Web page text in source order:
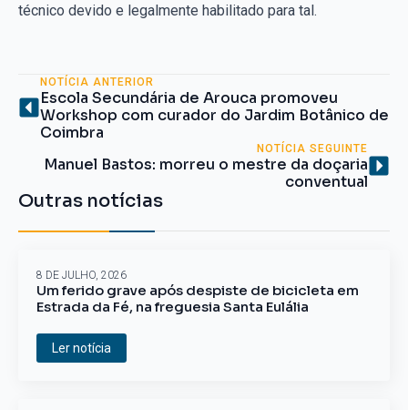
técnico devido e legalmente habilitado para tal.
NOTÍCIA ANTERIOR
Escola Secundária de Arouca promoveu
Workshop com curador do Jardim Botânico de
Coimbra
NOTÍCIA SEGUINTE
Manuel Bastos: morreu o mestre da doçaria
conventual
Outras notícias
Um ferido grave após despiste de bicicleta em
Estrada da Fé, na freguesia Santa Eulália
8 DE JULHO, 2026
Ler notícia